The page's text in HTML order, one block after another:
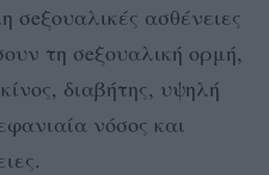
σeξουαλικές ασθένειες
τη σeξουαλική ορμή,
διαβήτης, υψηλή
νόσος και